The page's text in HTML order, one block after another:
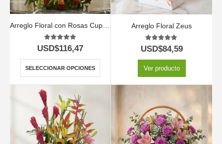
Arreglo Floral con Rosas Cupido
5.00out of 5
USD$116,47
SELECCIONAR OPCIONES
Arreglo Floral Zeus
5.00out of 5
USD$84,59
Ver producto